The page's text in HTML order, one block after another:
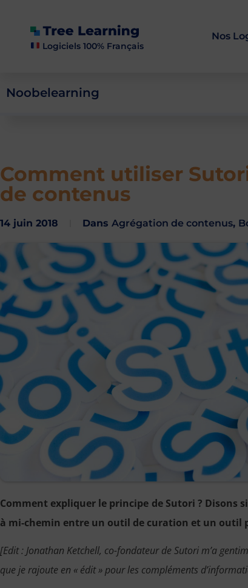
Logiciels 100% Français
Nos
Noobelearning
Comment utiliser
de contenus
14 juin 2018 Dans Agrégation de contenus,
Comment expliquer le principe de Sutori ?
à mi-chemin entre un outil de curation et un
[Edit : Jonathan Ketchell, co-fondateur de Sutori m’a
que je rajoute en « édit » pour les compléments